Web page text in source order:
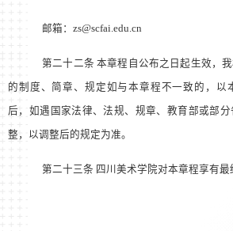
邮箱：zs@scfai.edu.cn
第二十二条 本章程自公布之日起生效，
的制度、简章、规定如与本章程不一致的，以
后，如遇国家法律、法规、规章、教育部或部
整，以调整后的规定为准。
第二十三条 四川美术学院对本章程享有最